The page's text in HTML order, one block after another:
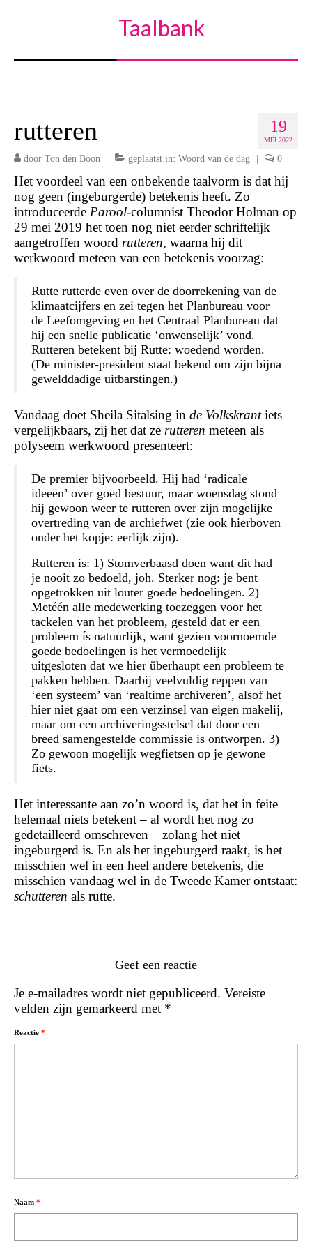
Taalbank
19
MEI 2022
rutteren
door Ton den Boon geplaatst in: Woord van de dag 0
Het voordeel van een onbekende taalvorm is dat hij
nog geen (ingeburgerde) betekenis heeft. Zo
introduceerde Parool-columnist Theodor Holman op
29 mei 2019 het toen nog niet eerder schriftelijk
aangetroffen woord rutteren, waarna hij dit
werkwoord meteen van een betekenis voorzag:
Rutte rutterde even over de doorrekening van de
klimaatcijfers en zei tegen het Plan­bureau voor
de Leefomgeving en het Centraal Planbureau dat
hij een snelle publicatie ‘onwenselijk’ vond.
Rutteren betekent bij Rutte: woedend worden.
(De minister-president staat bekend om zijn bijna
gewelddadige uitbarstingen.)
Vandaag doet Sheila Sitalsing in de Volkskrantiets
vergelijkbaars, zij het dat ze rutteren meteen als
polyseem werkwoord presenteert:
De premier bijvoorbeeld. Hij had ‘radicale
ideeën’ over goed bestuur, maar woensdag stond
hij gewoon weer te rutteren over zijn mogelijke
overtreding van de archiefwet (zie ook hierboven
onder het kopje: eerlijk zijn).
Rutteren is: 1) Stomverbaasd doen want dit had
je nooit zo bedoeld, joh. Sterker nog: je bent
opgetrokken uit louter goede bedoelingen. 2)
Metéén alle medewerking toezeggen voor het
tackelen van het probleem, gesteld dat er een
probleem ís natuurlijk, want gezien voornoemde
goede bedoelingen is het vermoedelijk
uitgesloten dat we hier überhaupt een probleem te
pakken hebben. Daarbij veelvuldig reppen van
‘een systeem’ van ‘realtime archiveren’, alsof het
hier niet gaat om een verzinsel van eigen makelij,
maar om een archiveringsstelsel dat door een
breed samengestelde commissie is ontworpen. 3)
Zo gewoon mogelijk wegfietsen op je gewone
fiets.
Het interessante aan zo’n woord is, dat het in feite
helemaal niets betekent – al wordt het nog zo
gedetailleerd omschreven – zolang het niet
ingeburgerd is. En als het ingeburgerd raakt, is het
misschien wel in een heel andere betekenis, die
misschien vandaag wel in de Tweede Kamer ontstaat:
schutteren als rutte.
Geef een reactie
Je e-mailadres wordt niet gepubliceerd. Vereiste
velden zijn gemarkeerd met *
Reactie *
Naam *